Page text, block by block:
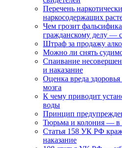
Перечень
наркосодержащих
Чем грозит
гражданскому делу —
Штраф за продажу
Можно ли снять
Спаивание
и наказание
Оценка вреда
мозга
К чему приводит
воды
Принцип
Тюрьма и колония — в
Статья 158 УК РФ
наказание